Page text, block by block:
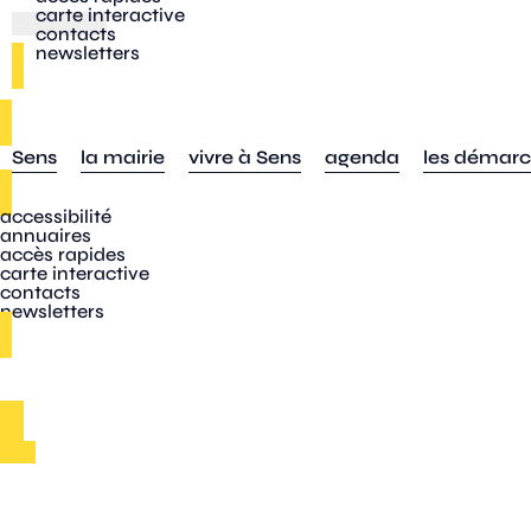
Sens la mairie vivre à Sens agenda les
accessibilité
annuaires
accès rapides
carte interactive
contacts
newsletters
carte interactive
contacts
newsletters